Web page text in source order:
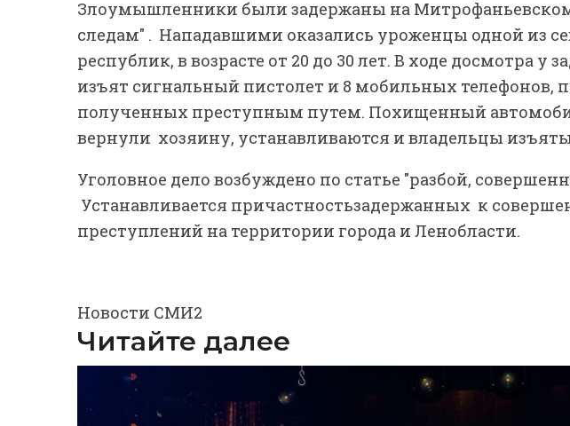
Злоумышленники были задержаны на
следам" . Нападавшими оказались уроженцы одной из
республик, в возрасте от 20 до 30 лет. В ходе досмотра у
изъят сигнальный пистолет и 8 мобильных телефонов,
полученных преступным путем. Похищенный
вернули хозяину, устанавливаются и владельцы
Уголовное дело возбуждено по статье "разбой,
Устанавливается причастностьзадержанных к
преступлений на территории города и Ленобласти.
Новости СМИ2
Читайте далее